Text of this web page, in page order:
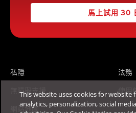
馬上試用 30
私隱
法務
無障礙支援
使用
網站地圖
This website uses cookies for
analytics, personalization, social